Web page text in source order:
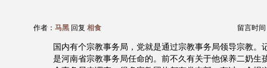
作者： 马黑 回复 相食 留言时间
国内有个宗教事务局，党就是通过宗教事务局领导宗教。
是河南省宗教事务局任命的。前不久有关于他保养二奶生